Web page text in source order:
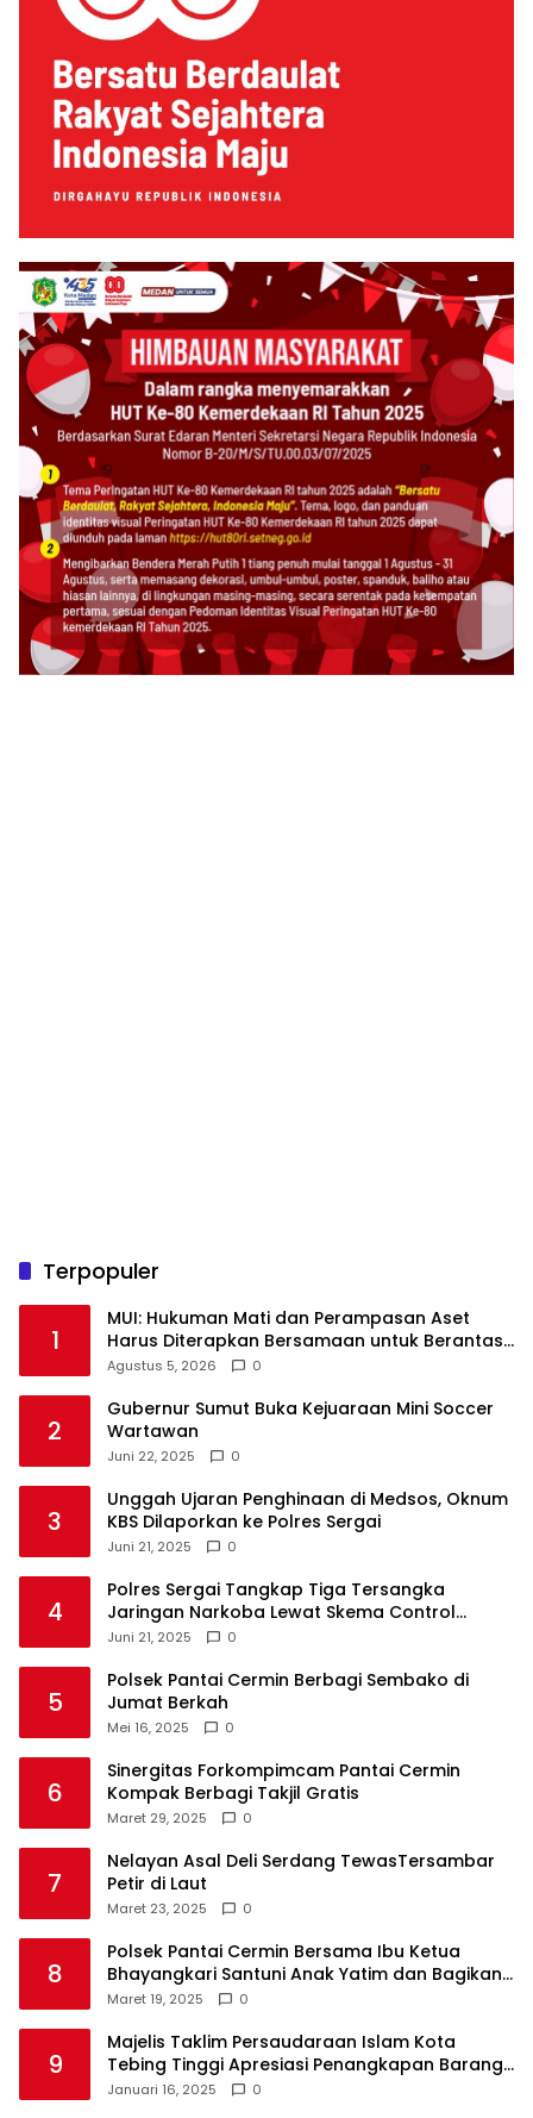
Terpopuler
1
‎MUI: Hukuman Mati dan Perampasan Aset
Harus Diterapkan Bersamaan untuk Berantas
Agustus 5, 2026 0
2
Gubernur Sumut Buka Kejuaraan Mini Soccer
Wartawan
Juni 22, 2025 0
3
Unggah Ujaran Penghinaan di Medsos, Oknum
KBS Dilaporkan ke Polres Sergai
Juni 21, 2025 0
4
Polres Sergai Tangkap Tiga Tersangka
Jaringan Narkoba Lewat Skema Control
Delivery
Juni 21, 2025 0
5
Polsek Pantai Cermin Berbagi Sembako di
Jumat Berkah
Mei 16, 2025 0
6
Sinergitas Forkompimcam Pantai Cermin
Kompak Berbagi Takjil Gratis
Maret 29, 2025 0
7
Nelayan Asal Deli Serdang TewasTersambar
Petir di Laut
Maret 23, 2025 0
8
Polsek Pantai Cermin Bersama Ibu Ketua
Bhayangkari Santuni Anak Yatim dan Bagikan
Takjil
Maret 19, 2025 0
9
Majelis Taklim Persaudaraan Islam Kota
Tebing Tinggi Apresiasi Penangkapan Barang
Haram
Januari 16, 2025 0